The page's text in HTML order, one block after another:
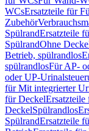
WCsErsatzteile für
Zubehör
SpülrandErsatzteile
SpülrandOhne
Betrieb, spülrandlos
spülrandlosFür AP-
oder UP-
für Mit integrierter
für Deckel
DeckelSpülrandlos
SpülrandErsatzteile